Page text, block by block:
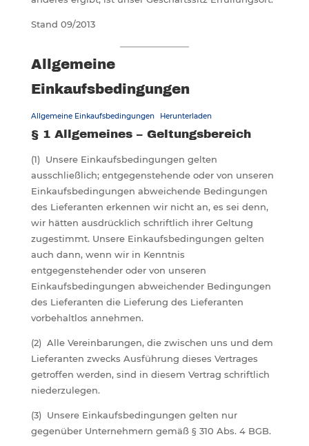
Stand 09/2013
Allgemeine
Einkaufsbedingungen
Allgemeine Einkaufsbedingungen Herunterladen
§ 1 Allgemeines – Geltungsbereich
(1) Unsere Einkaufsbedingungen gelten
ausschließlich; entgegenstehende oder von unseren
Einkaufsbedingungen abweichende Bedingungen
des Lieferanten erkennen wir nicht an, es sei denn,
wir hätten ausdrücklich schriftlich ihrer Geltung
zugestimmt. Unsere Einkaufsbedingungen gelten
auch dann, wenn wir in Kenntnis
entgegenstehender oder von unseren
Einkaufsbedingungen abweichender Bedingungen
des Lieferanten die Lieferung des Lieferanten
vorbehaltlos annehmen.
(2) Alle Vereinbarungen, die zwischen uns und dem
Lieferanten zwecks Ausführung dieses Vertrages
getroffen werden, sind in diesem Vertrag schriftlich
niederzulegen.
(3) Unsere Einkaufsbedingungen gelten nur
gegenüber Unternehmern gemäß § 310 Abs. 4 BGB.